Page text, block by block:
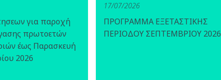
για παροχή
πρωτοετών
έως Παρασκευή
2026
17/07/2026
ΠΡΟΓΡΑΜΜΑ ΕΞΕΤΑΣΤΙΚΗΣ
ΠΕΡΙΟΔΟΥ ΣΕΠΤΕΜΒΡΙΟΥ 2026